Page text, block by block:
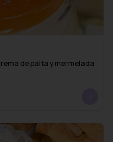
de palta y mermelada